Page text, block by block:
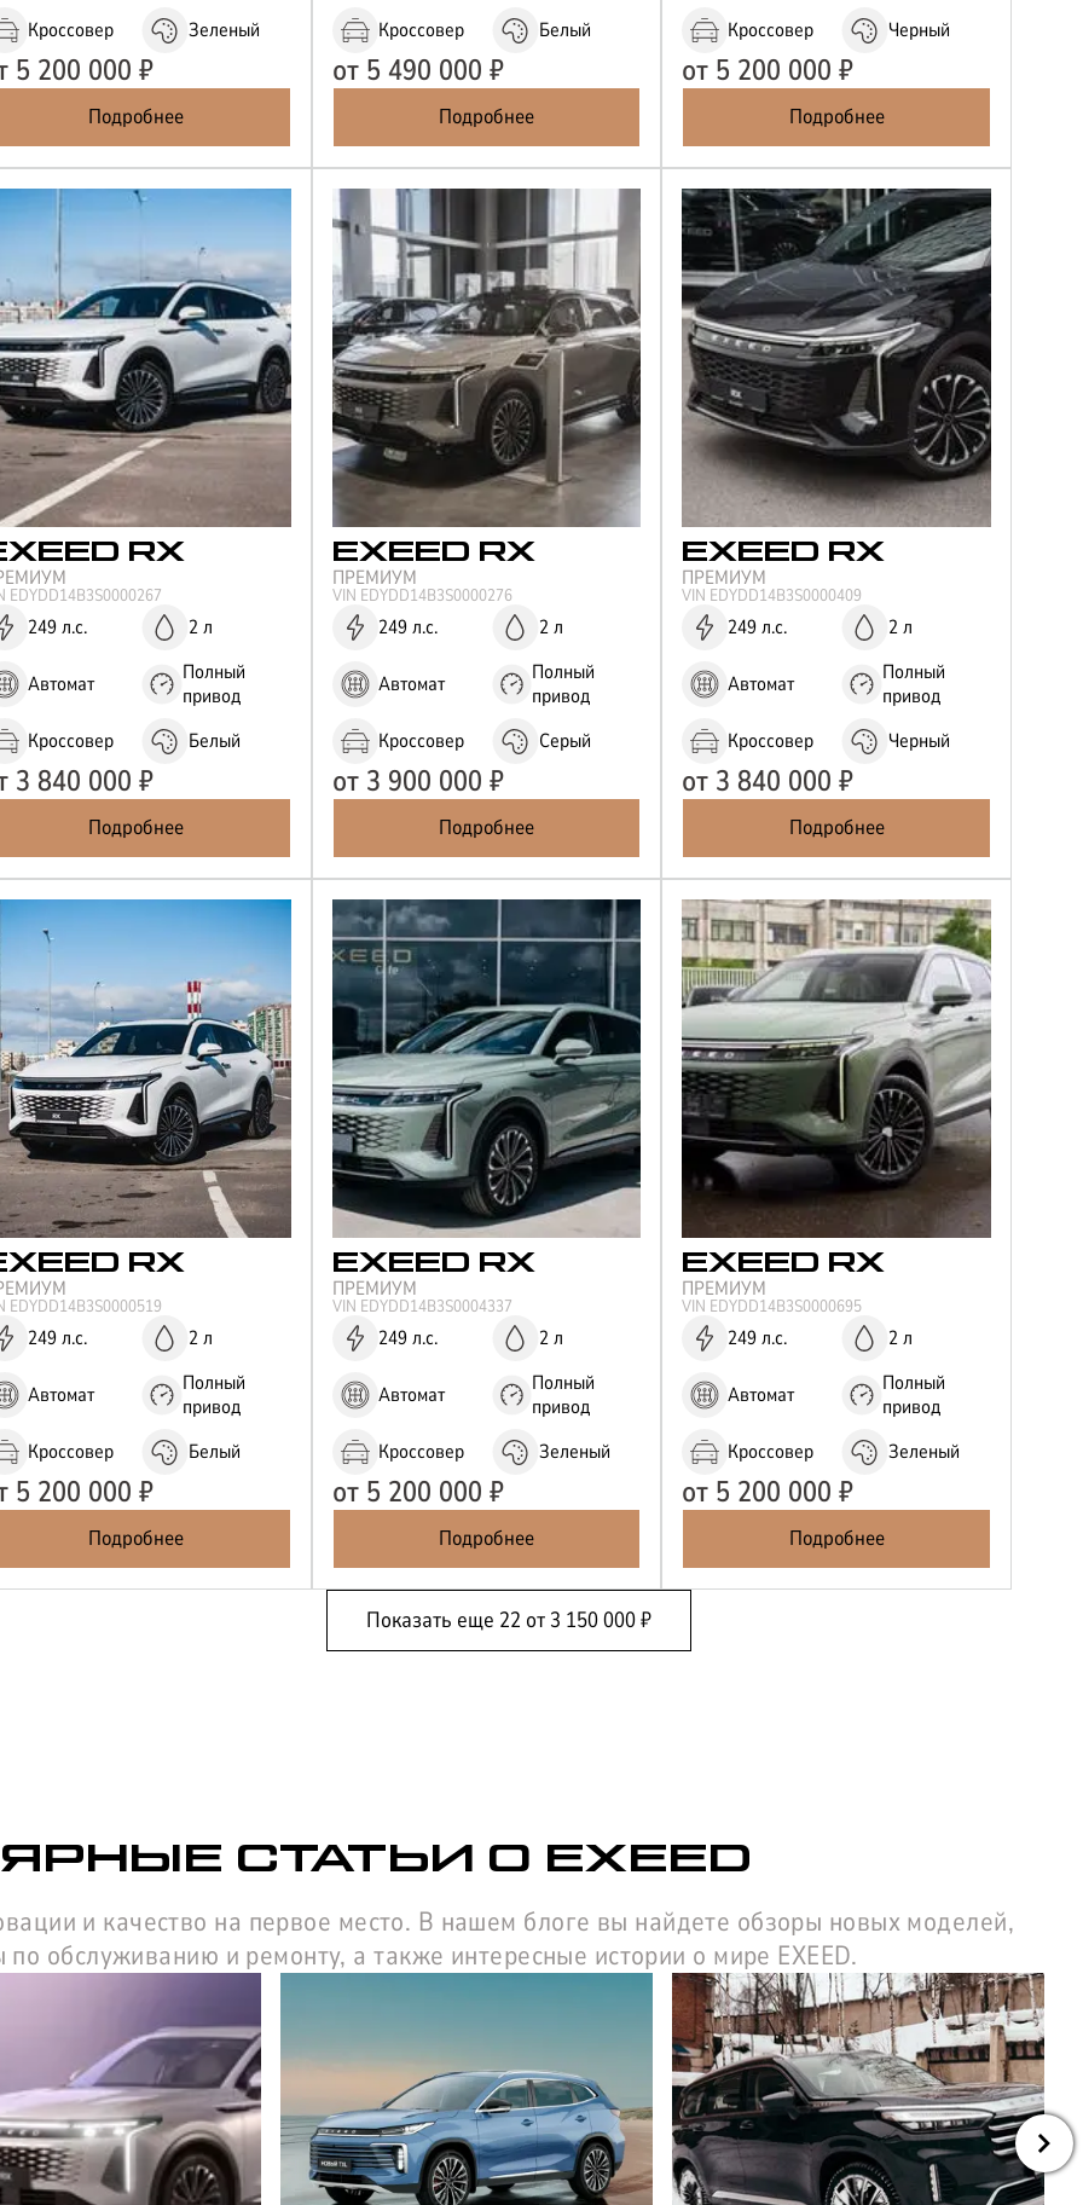
Отправить
Нажимая кнопку “Отправить”, я соглашаюсь на
персональных данных
Кроссовер
Зеленый
5 200 000 ₽
Подробнее
Кроссовер
Белый
от 5 490 000 ₽
Подробнее
Кроссовер
Черный
от 5 200 000 ₽
Подробнее
RX
EDYDD14B3S0000267
249 л.с. 2 л
Автомат
Полный
привод
Кроссовер
Белый
3 840 000 ₽
Подробнее
EXEED RX
ПРЕМИУМ
VIN EDYDD14B3S0000276
249 л.с. 2 л
Автомат
Полный
привод
Кроссовер
Серый
от 3 900 000 ₽
Подробнее
EXEED RX
ПРЕМИУМ
VIN EDYDD14B3S0000409
249 л.с. 2 л
Автомат
Полный
привод
Кроссовер
Черный
от 3 840 000 ₽
Подробнее
RX
EDYDD14B3S0000519
249 л.с. 2 л
Автомат
Полный
привод
Кроссовер
Белый
5 200 000 ₽
Подробнее
EXEED RX
ПРЕМИУМ
VIN EDYDD14B3S0004337
249 л.с. 2 л
Автомат
Полный
привод
Кроссовер
Зеленый
от 5 200 000 ₽
Подробнее
EXEED RX
ПРЕМИУМ
VIN EDYDD14B3S0000695
249 л.с. 2 л
Автомат
Полный
привод
Кроссовер
Зеленый
от 5 200 000 ₽
Подробнее
Показать еще 22 от 3 150 000₽
СТАТЬИ О EXEED
и качество на первое место. В нашем блоге вы найдете обзоры новых моделей,
обслуживанию и ремонту, а также интересные истории о мире EXEED.